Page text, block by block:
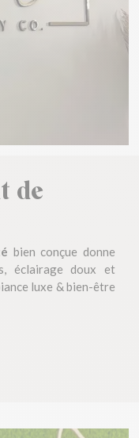
de
bien conçue donne
éclairage doux et
luxe & bien-être